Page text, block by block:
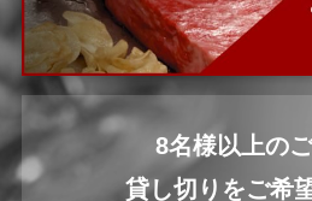
8名様以上の
貸し切りをご希